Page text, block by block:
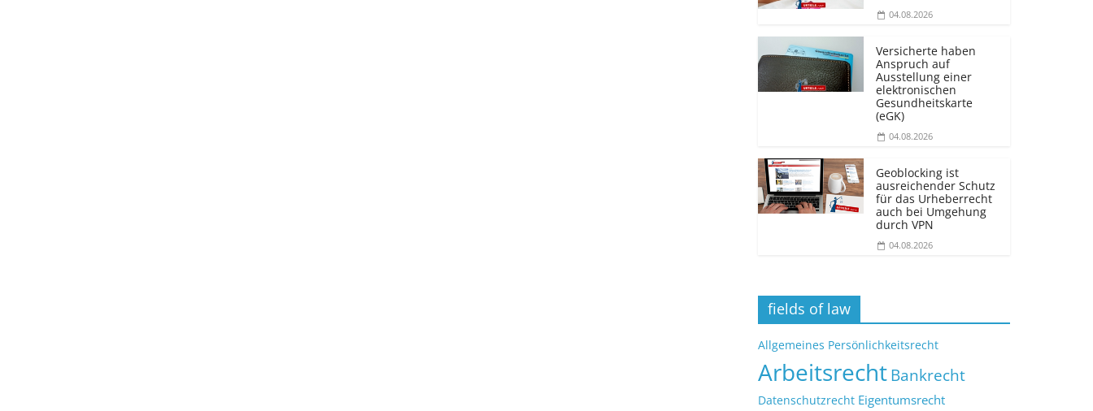
04.08.2026
Versicherte haben
Anspruch auf
Ausstellung einer
elektronischen
Gesundheitskarte
(eGK)
04.08.2026
Geoblocking ist
ausreichender Schutz
für das Urheberrecht
auch bei Umgehung
durch VPN
04.08.2026
fields of law
Allgemeines Persönlichkeitsrecht
ArbeitsrechtBankrecht
Datenschutzrecht Eigentumsrecht